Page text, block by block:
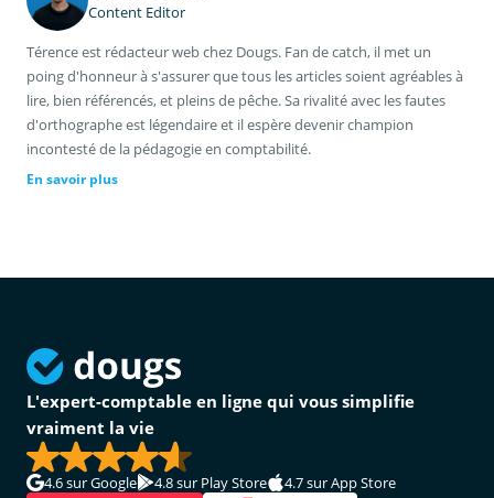
Content Editor
Térence est rédacteur web chez Dougs. Fan de catch, il met un
poing d'honneur à s'assurer que tous les articles soient agréables à
lire, bien référencés, et pleins de pêche. Sa rivalité avec les fautes
d'orthographe est légendaire et il espère devenir champion
incontesté de la pédagogie en comptabilité.
En savoir plus
L'expert-comptable en ligne qui vous simplifie
vraiment la vie
4.6sur Google 4.8sur Play Store 4.7sur App Store